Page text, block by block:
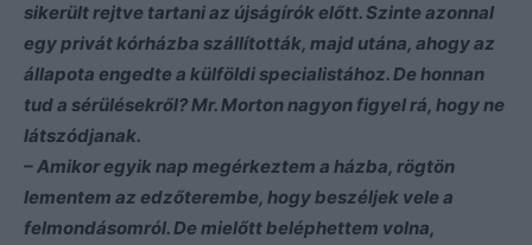
sikerült rejtve tartani az újságírók előtt. Szinte azonnal
egy privát kórházba szállították, majd utána, ahogy az
állapota engedte a külföldi specialistához. De honnan
tud a sérülésekről? Mr. Morton nagyon figyel rá, hogy ne
látszódjanak.
– Amikor egyik nap megérkeztem a házba, rögtön
lementem az edzőterembe, hogy beszéljek vele a
felmondásomról. De mielőtt beléphettem volna,